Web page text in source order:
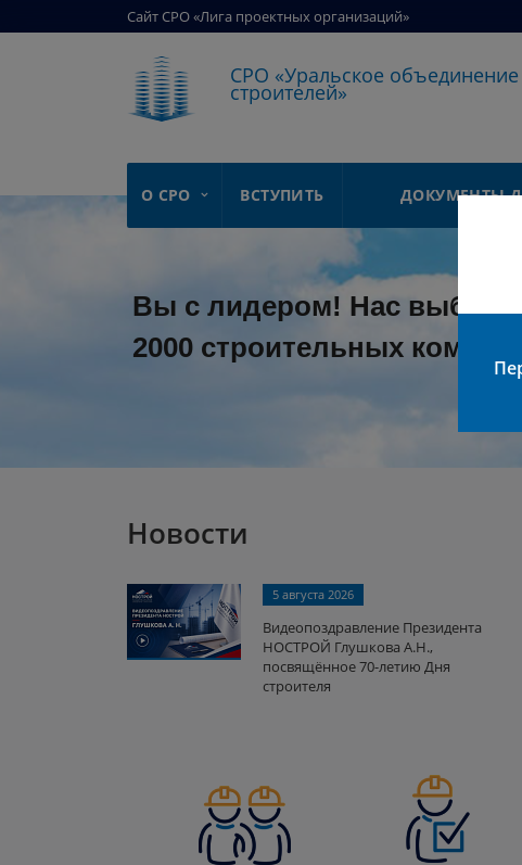
Сайт СРО «Лига проектных организаций»
СРО «Уральское объединение
строителей»
О СРО ВСТУПИТЬ ДОКУМЕНТЫ
Вы с лидером! Нас
2000 строительных
Новости
5 августа 2026
Видеопоздравление Президента
НОСТРОЙ Глушкова А.Н.,
посвящённое 70-летию Дня
строителя